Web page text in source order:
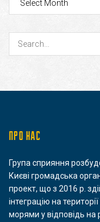
ПРО НАС
Група сприяння
Києві громадська
проект, що з 2016 р.
інтеграцію на
морями у відповідь на